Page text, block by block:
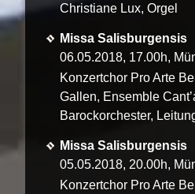
Christiane Lux, Orgel
Missa Salisburgensis
06.05.2018, 17.00h,
Konzertchor Pro Arte
Gallen, Ensemble
Barockorchester,
Missa Salisburgensis
05.05.2018, 20.00h,
Konzertchor Pro Arte